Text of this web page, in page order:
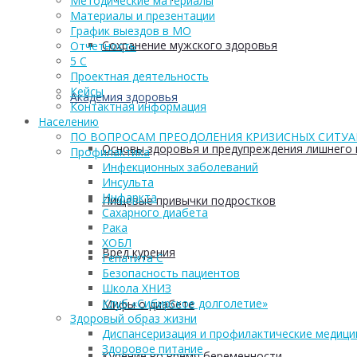
Сохранение мужского здоровья
Академия здоровья
Основы здоровья и предупреждения лишнего
Пищевые привычки подростков
Вред курения
Мифы о диабете
Материалы и презентации
График выездов в МО
Отчетность
5 С
Проектная деятельность
Кейсы
Контактная информация
Населению
ПО ВОПРОСАМ ПРЕОДОЛЕНИЯ КРИЗИСНЫХ
Профилактика
Инфекционных заболеваний
Инсульта
Инфаркта
Сахарного диабета
Рака
ХОБЛ
Гепатита С
Безопасность пациентов
Школа ХНИЗ
Клуб «Сибирское долголетие»
Здоровый образ жизни
Диспансеризация и профилактические
Здоровое питание